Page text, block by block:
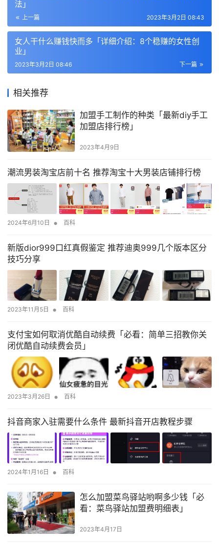
法」
上一篇 2023年3月2日 08:43
女人干什么赚钱快而多「详细介绍：8个稳赚的女性创
业」
下一篇
2023年3月2日 08:46
相关推荐
加盟手工制作的种类「最新diy手工
加盟店排行榜」
2023年4月9日
潮流男装淘宝店前十名 推荐淘宝十大男装店铺排行榜
2024年6月10日 • 百科
新版dior999口红真假鉴定 推荐迪奥999几个版本区分
技巧分享
2023年11月5日 • 百科
支付宝如何取消优酷自动续费「必看：简单三招教你关
闭优酷自动续费会员」
2023年3月26日 • 百科
抖音商家入驻需要什么条件 最新抖音开店教程步骤
2024年1月16日 • 百科
怎么加盟菜鸟驿站哟啊多少钱「必
看：菜鸟驿站加盟费明细表」
2023年4月17日